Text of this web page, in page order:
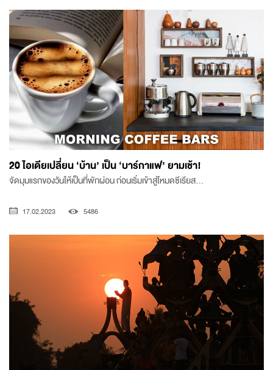
20 ไอเดียเปลี่ยน ‘บ้าน’ เป็น ‘บาร์กาแฟ’ ยามเช้า!
จัดมุมแรกของวันให้เป็นที่พักผ่อน ก่อนเริ่มเข้าสู่โหมดซีเรียส…
17.02.2023 5486